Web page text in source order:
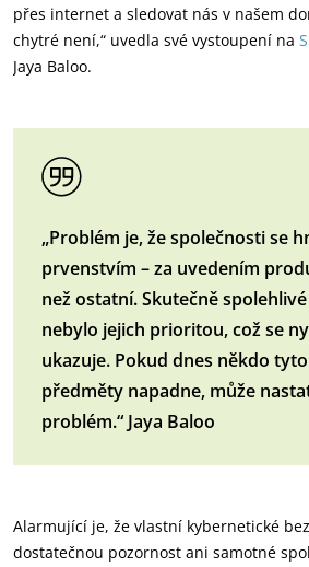
přes internet a sledovat nás v našem
chytré není,“ uvedla své vystoupení na
Jaya Baloo.
„Problém je, že společnosti se
prvenstvím – za uvedením
než ostatní. Skutečně
nebylo jejich prioritou, což se
ukazuje. Pokud dnes někdo
předměty napadne, může
problém.“ Jaya Baloo
Alarmující je, že vlastní kybernetické
dostatečnou pozornost ani samotné